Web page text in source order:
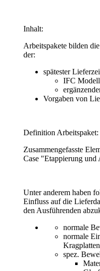
Inhalt:
Arbeitspakete bilden
der:
spätester
IFC
Vorgaben von
Definition Arbeitspaket:
Zusammengefasste
Case "Etappierung
Unter anderem haben
Einfluss auf die
den Ausführenden
normale
normale
spez.